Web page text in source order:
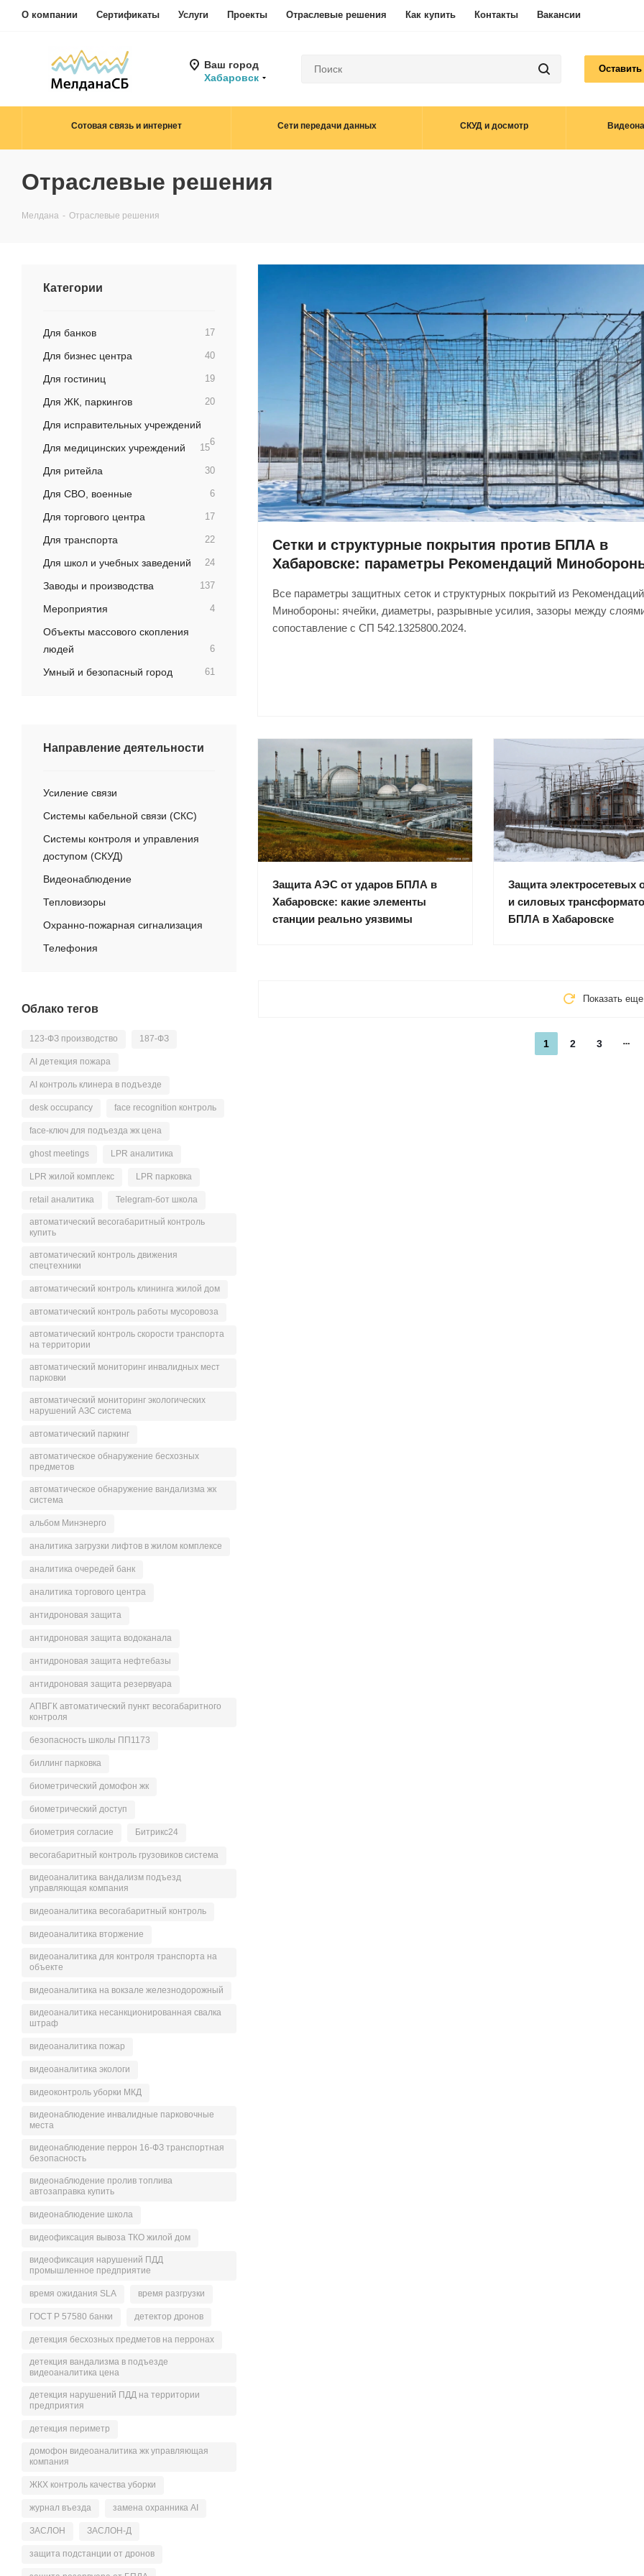
О компании Сертификаты Услуги Проекты Отраслевые решения Как купить Контакты Вакансии
Ваш город
Хабаровск
Оставить
Сотовая связь и интернет Сети передачи данных СКУД и досмотр
Отраслевые решения
Мелдана - Отраслевые решения
Сетки и структурные покрытия против БПЛА в
Хабаровске: параметры Рекомендаций
Все параметры защитных сеток и структурных покрытий из Рекомендаций
Минобороны: ячейки, диаметры, разрывные усилия, зазоры между
сопоставление с СП 542.1325800.2024.
Защита АЭС от ударов БПЛА в
Хабаровске: какие элементы
станции реально уязвимы
Защита электросетевых
и силовых
БПЛА в Хабаровске
Показать еще
1 2 3
Категории
Для банков 17
Для бизнес центра 40
Для гостиниц 19
Для ЖК, паркингов 20
Для исправительных учреждений
6
Для медицинских учреждений 15
Для ритейла 30
Для СВО, военные 6
Для торгового центра 17
Для транспорта 22
Для школ и учебных заведений 24
Заводы и производства 137
Мероприятия 4
Объекты массового скопления
людей
6
Умный и безопасный город 61
Направление деятельности
Усиление связи
Системы кабельной связи (СКС)
Системы контроля и управления
доступом (СКУД)
Видеонаблюдение
Тепловизоры
Охранно-пожарная сигнализация
Телефония
Облако тегов
123-ФЗ производство 187-ФЗ
AI детекция пожара
AI контроль клинера в подъезде
desk occupancy face recognition контроль
face-ключ для подъезда жк цена
ghost meetings LPR аналитика
LPR жилой комплекс LPR парковка
retail аналитика Telegram-бот школа
автоматический весогабаритный контроль
купить
автоматический контроль движения
спецтехники
автоматический контроль клининга жилой дом
автоматический контроль работы мусоровоза
автоматический контроль скорости транспорта
на территории
автоматический мониторинг инвалидных мест
парковки
автоматический мониторинг экологических
нарушений АЗС система
автоматический паркинг
автоматическое обнаружение бесхозных
предметов
автоматическое обнаружение вандализма жк
система
альбом Минэнерго
аналитика загрузки лифтов в жилом комплексе
аналитика очередей банк
аналитика торгового центра
антидроновая защита
антидроновая защита водоканала
антидроновая защита нефтебазы
антидроновая защита резервуара
АПВГК автоматический пункт весогабаритного
контроля
безопасность школы ПП1173
биллинг парковка
биометрический домофон жк
биометрический доступ
биометрия согласие Битрикс24
весогабаритный контроль грузовиков система
видеоаналитика вандализм подъезд
управляющая компания
видеоаналитика весогабаритный контроль
видеоаналитика вторжение
видеоаналитика для контроля транспорта на
объекте
видеоаналитика на вокзале железнодорожный
видеоаналитика несанкционированная свалка
штраф
видеоаналитика пожар
видеоаналитика экологи
видеоконтроль уборки МКД
видеонаблюдение инвалидные парковочные
места
видеонаблюдение перрон 16-ФЗ транспортная
безопасность
видеонаблюдение пролив топлива
автозаправка купить
видеонаблюдение школа
видеофиксация вывоза ТКО жилой дом
видеофиксация нарушений ПДД
промышленное предприятие
время ожидания SLA время разгрузки
ГОСТ Р 57580 банки детектор дронов
детекция бесхозных предметов на перронах
детекция вандализма в подъезде
видеоаналитика цена
детекция нарушений ПДД на территории
предприятия
детекция периметр
домофон видеоаналитика жк управляющая
компания
ЖКХ контроль качества уборки
журнал въезда замена охранника AI
ЗАСЛОН ЗАСЛОН-Д
защита подстанции от дронов